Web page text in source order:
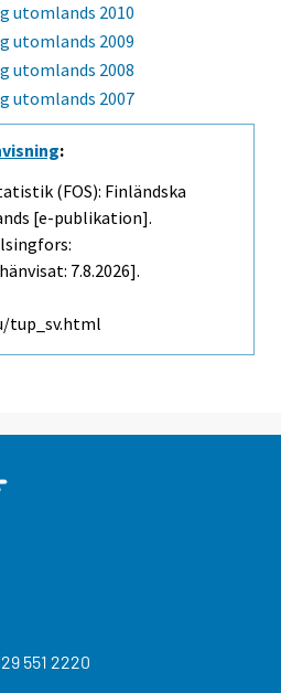
utomlands 2010
utomlands 2009
utomlands 2008
utomlands 2007
:
(FOS): Finländska
[e-publikation].
7.8.2026].
551 2220